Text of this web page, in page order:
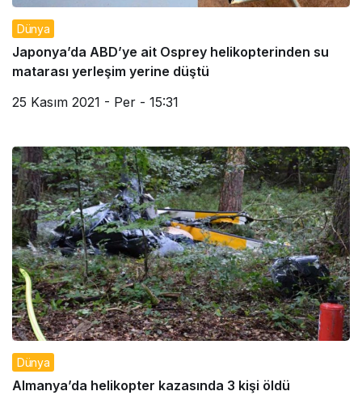
Dünya
Japonya’da ABD’ye ait Osprey helikopterinden su
matarası yerleşim yerine düştü
25 Kasım 2021 - Per - 15:31
Dünya
Almanya’da helikopter kazasında 3 kişi öldü